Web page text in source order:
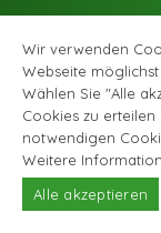
© Musikschule
Wir verwenden
Webseite
Wählen Sie "Alle
Cookies zu
notwendigen
Weitere
Alle akzeptieren